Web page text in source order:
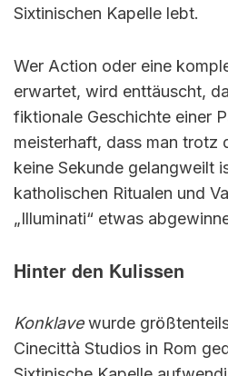
Sixtinischen Kapelle lebt.
Wer Action oder eine
erwartet, wird enttäuscht,
fiktionale Geschichte einer
meisterhaft, dass man trotz
keine Sekunde gelangweilt
katholischen Ritualen und
„Illuminati“ etwas
Hinter den Kulissen
Konklavewurde
Cinecittà Studios in Rom